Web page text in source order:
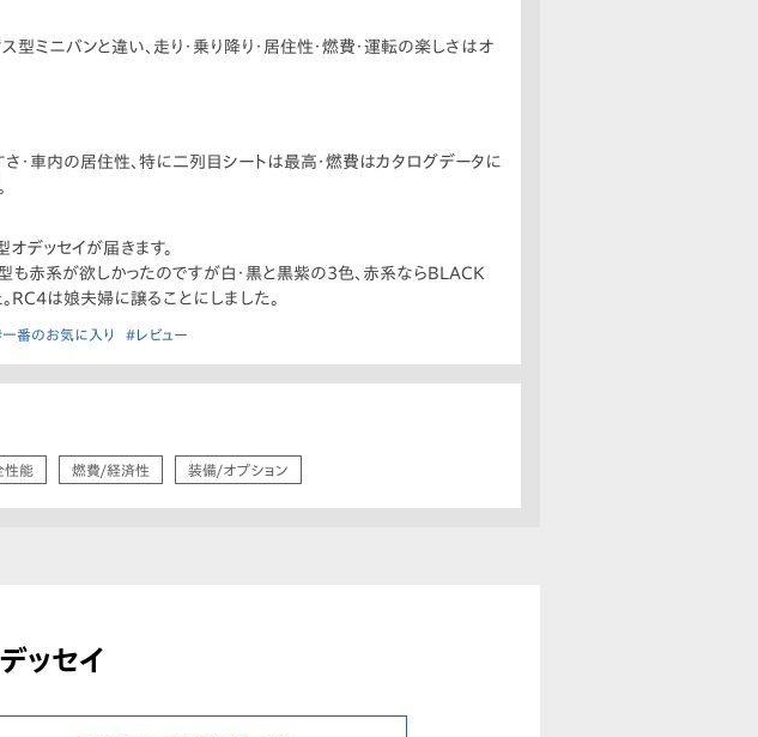
ミニバンと違い、走り・乗り降り・居住性・燃費・運転の楽しさはオ
・車内の居住性、特に二列目シートは最高・燃費はカタログデータに
デッセイが届きます。
も赤系が欲しかったのですが白・黒と黒紫の3色、赤系ならBLACK
は娘夫婦に譲ることにしました。
番のお気に入り #レビュー
性能 燃費/経済性 装備/オプション
ッセイ